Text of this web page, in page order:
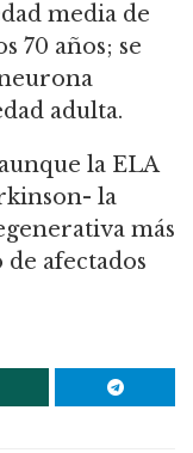
media de
70 años; se
adulta.
la ELA
la
más
afectados